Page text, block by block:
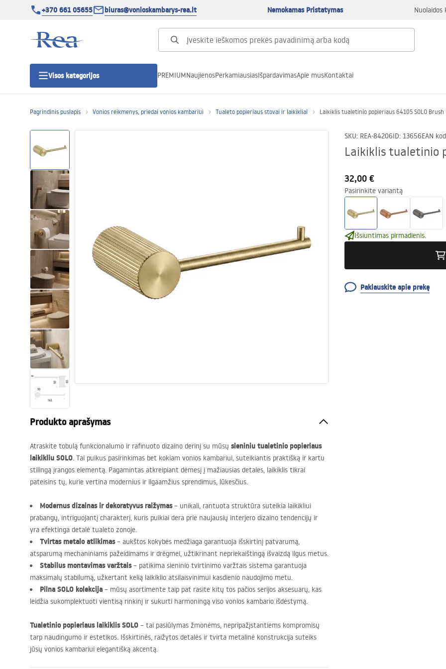
+370 661 05655 biuras@vonioskambarys-rea.lt Nemokamas Pristatymas Nuolaidos
Visos kategorijos
Dušo durys
Vonios dušo padėklai
Linijiniai dušo kanalai
Tualetai
Praustuvas
Vonios ir ekranai
Vonios maišytuvai
Vonios dušai
Virtuvė
PREMIUMNaujienosPerkamiausiasIšpardavimasApie musKontaktai
Pagrindinis puslapis Vonios reikmenys, priedai vonios kambariui Tualeto popieriaus stovai ir laikikliai Laikiklis tualetinio popieriaus 64105 SOLO Brush
SKU: REA-84206ID: 13656EAN
Laikiklis tualetinio
32,00 €
Pasirinkite variantą
Išsiuntimas pirmadienis.
Paklauskite apie prekę
Produkto aprašymas
Atraskite tobulą funkcionalumo ir rafinuoto dizaino derinį su mūsų sieniniu tualetinio popieriaus
laikikliu SOLO. Tai puikus pasirinkimas bet kokiam vonios kambariui, suteikiantis praktišką ir kartu
stilingą įrangos elementą. Pagamintas atkreipiant dėmesį į mažiausias detales, laikiklis tikrai
pateisins tų, kurie vertina modernius ir ilgaamžius sprendimus, lūkesčius.
Modernus dizainas ir dekoratyvus raižymas– unikali, rantuota struktūra suteikia laikikliui
prabangų, intriguojantį charakterį, kuris puikiai dera prie naujausių interjero dizaino tendencijų ir
yra efektinga detalė tualeto zonoje.
Tvirtas metalo atlikimas– aukštos kokybės medžiaga garantuoja išskirtinį patvarumą,
atsparumą mechaniniams pažeidimams ir drėgmei, užtikrinant nepriekaištingą išvaizdą ilgus metus.
Stabilus montavimas varžtais– patikima sieninio tvirtinimo varžtais sistema garantuoja
maksimalų stabilumą, užkertant kelią laikiklio atsilaisvinimui kasdienio naudojimo metu.
Pilna SOLO kolekcija – mūsų asortimente taip pat rasite kitų tos pačios serijos aksesuarų, kas
leidžia sukomplektuoti vientisą rinkinį ir sukurti harmoningą viso vonios kambario išdėstymą.
Tualetinio popieriaus laikiklisSOLO – tai pasiūlymas žmonėms, nepripažįstantiems kompromisų
tarp naudingumo ir estetikos. Išskirtinės, raižytos detalės ir tvirta metalinė konstrukcija suteiks
jūsų vonios kambariui elegantišką akcentą.